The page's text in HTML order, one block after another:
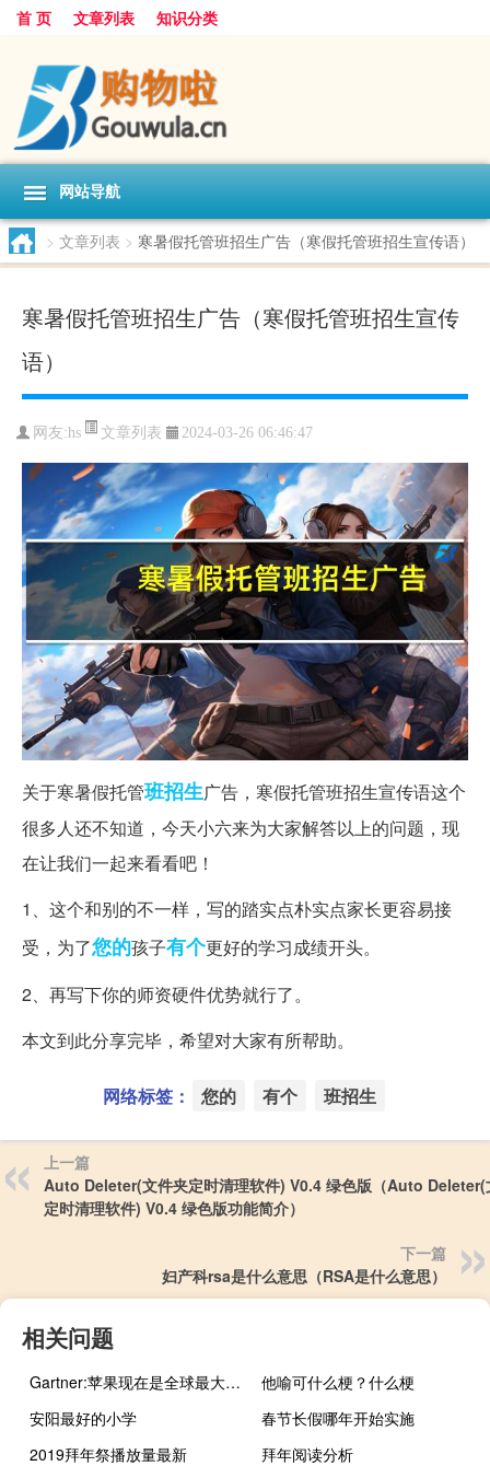
首 页 文章列表 知识分类
网站导航
> 文章列表 > 寒暑假托管班招生广告（寒假托管班招生宣传语）
寒暑假托管班招生广告（寒假托管班招生宣传
语）
网友:hs 文章列表 2024-03-26 06:46:47
关于寒暑假托管班招生广告，寒假托管班招生宣传语这个
很多人还不知道，今天小六来为大家解答以上的问题，现
在让我们一起来看看吧！
1、这个和别的不一样，写的踏实点朴实点家长更容易接
受，为了您的孩子有个更好的学习成绩开头。
2、再写下你的师资硬件优势就行了。
本文到此分享完毕，希望对大家有所帮助。
网络标签： 您的 有个 班招生
上一篇
Auto Deleter(文件夹定时清理软件) V0.4 绿色版（Auto Deleter(
定时清理软件) V0.4 绿色版功能简介）
下一篇
妇产科rsa是什么意思（RSA是什么意思）
相关问题
Gartner:苹果现在是全球最大的智能手机供应商
他喻可什么梗？什么梗
安阳最好的小学
春节长假哪年开始实施
2019拜年祭播放量最新
拜年阅读分析